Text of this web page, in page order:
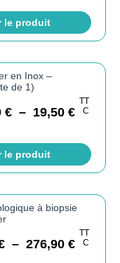
le produit
en Inox –
de 1)
€ – 19,50 €
TT
C
le produit
à biopsie
– 276,90 €
TT
C